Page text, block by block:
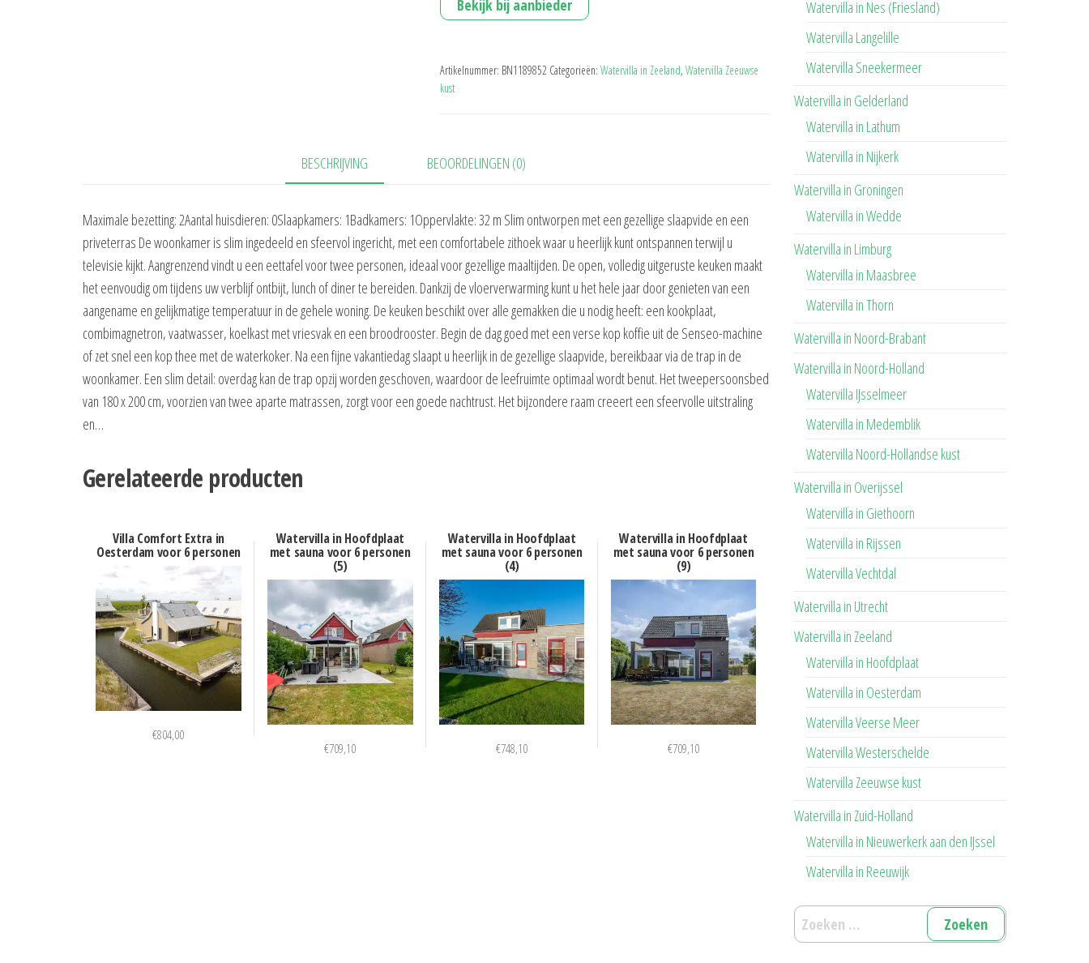
Bekijk bij aanbieder
Artikelnummer: BN1189852 Categorieën: Watervilla in Zeeland, Watervilla Zeeuwse
kust
BESCHRIJVING BEOORDELINGEN (0)
Maximale bezetting: 2Aantal huisdieren: 0Slaapkamers: 1Badkamers: 1Oppervlakte: 32 m Slim ontworpen met een gezellige slaapvide en een
priveterras De woonkamer is slim ingedeeld en sfeervol ingericht, met een comfortabele zithoek waar u heerlijk kunt ontspannen terwijl u
televisie kijkt. Aangrenzend vindt u een eettafel voor twee personen, ideaal voor gezellige maaltijden. De open, volledig uitgeruste keuken maakt
het eenvoudig om tijdens uw verblijf ontbijt, lunch of diner te bereiden. Dankzij de vloerverwarming kunt u het hele jaar door genieten van een
aangename en gelijkmatige temperatuur in de gehele woning. De keuken beschikt over alle gemakken die u nodig heeft: een kookplaat,
combimagnetron, vaatwasser, koelkast met vriesvak en een broodrooster. Begin de dag goed met een verse kop koffie uit de Senseo-machine
of zet snel een kop thee met de waterkoker. Na een fijne vakantiedag slaapt u heerlijk in de gezellige slaapvide, bereikbaar via de trap in de
woonkamer. Een slim detail: overdag kan de trap opzij worden geschoven, waardoor de leefruimte optimaal wordt benut. Het tweepersoonsbed
van 180 x 200 cm, voorzien van twee aparte matrassen, zorgt voor een goede nachtrust. Het bijzondere raam creeert een sfeervolle uitstraling
en…
Gerelateerde producten
Villa Comfort Extra in
Oesterdam voor 6 personen
€804,00
Watervilla in Hoofdplaat
met sauna voor 6 personen
(5)
€709,10
Watervilla in Hoofdplaat
met sauna voor 6 personen
(4)
€748,10
Watervilla in Hoofdplaat
met sauna voor 6 personen
(9)
€709,10
Watervilla in Nes (Friesland)
Watervilla Langelille
Watervilla Sneekermeer
Watervilla in Gelderland
Watervilla in Lathum
Watervilla in Nijkerk
Watervilla in Groningen
Watervilla in Wedde
Watervilla in Limburg
Watervilla in Maasbree
Watervilla in Thorn
Watervilla in Noord-Brabant
Watervilla in Noord-Holland
Watervilla IJsselmeer
Watervilla in Medemblik
Watervilla Noord-Hollandse kust
Watervilla in Overijssel
Watervilla in Giethoorn
Watervilla in Rijssen
Watervilla Vechtdal
Watervilla in Utrecht
Watervilla in Zeeland
Watervilla in Hoofdplaat
Watervilla in Oesterdam
Watervilla Veerse Meer
Watervilla Westerschelde
Watervilla Zeeuwse kust
Watervilla in Zuid-Holland
Watervilla in Nieuwerkerk aan den IJssel
Watervilla in Reeuwijk
Zoeken
naar: